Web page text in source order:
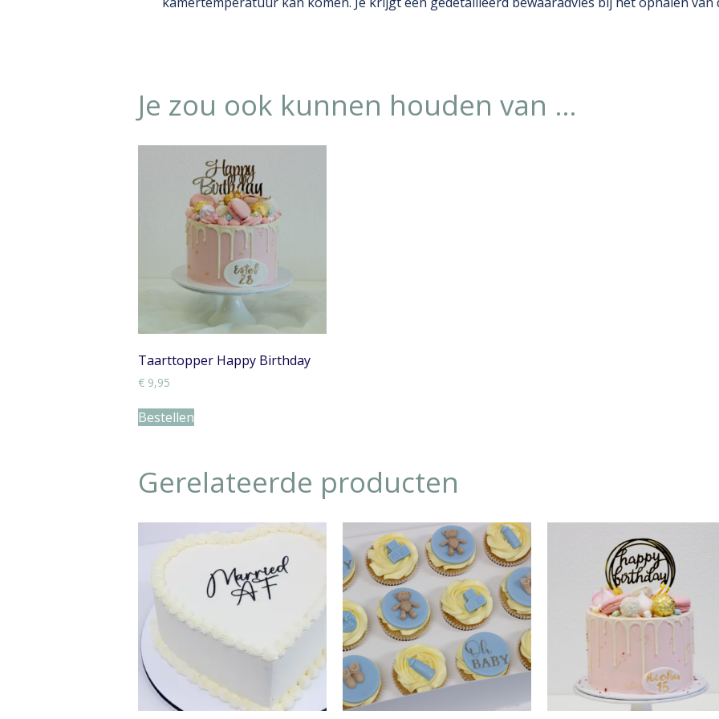
Je zou ook kunnen houden van …
Taarttopper Happy Birthday
€ 9,95
Bestellen
Gerelateerde producten